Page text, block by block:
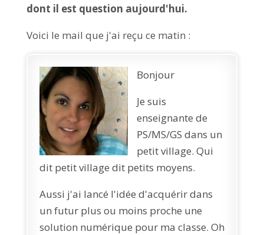
dont il est question aujourd'hui.
Voici le mail que j'ai reçu ce matin :
Bonjour
Je suis
enseignante de
PS/MS/GS dans un
petit village. Qui
dit petit village dit petits moyens.
Aussi j'ai lancé l'idée d'acquérir dans
un futur plus ou moins proche une
solution numérique pour ma classe. Oh